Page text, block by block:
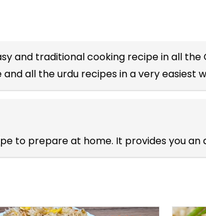
and traditional cooking recipe in all the
and all theurdu recipesin a very easiest
to prepare at home. It provides you an